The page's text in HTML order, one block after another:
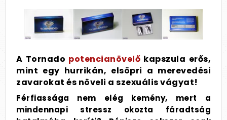
A Tornado potencianövelő kapszula erős,
mint egy hurrikán, elsöpri a merevedési
zavarokat és növeli a szexuális vágyat!
Férfiassága nem elég kemény, mert a
mindennapi stressz okozta fáradtság